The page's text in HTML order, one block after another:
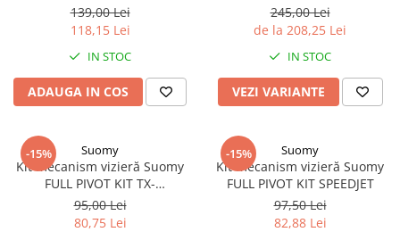
139,00 Lei
118,15 Lei
IN STOC
ADAUGA IN COS
245,00 Lei
de la 208,25 Lei
IN STOC
VEZI VARIANTE
-15% Suomy
Kit mecanism vizieră Suomy
FULL PIVOT KIT TX-
PRO/TRACK-1/VR/ST
95,00 Lei
80,75 Lei
-15% Suomy
Kit mecanism vizieră Suomy
FULL PIVOT KIT SPEEDJET
97,50 Lei
82,88 Lei